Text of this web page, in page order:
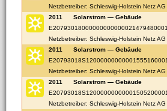
Netzbetreiber: Schleswig-Holstein Netz
2011
Solarstrom — Gebäude
E20793018000000000000021479480001
Netzbetreiber: Schleswig-Holstein Netz
2011
Solarstrom — Gebäude
E20793018S12000000000001555160001
Netzbetreiber: Schleswig-Holstein Netz
2011
Solarstrom — Gebäude
E20793018S12000000000001505200001
Netzbetreiber: Schleswig-Holstein Netz